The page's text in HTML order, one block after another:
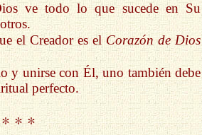
ve todo lo que sucede en Su
el Creador es elCorazón de Dios
y unirse con Él, uno también debe
perfecto.
* * *